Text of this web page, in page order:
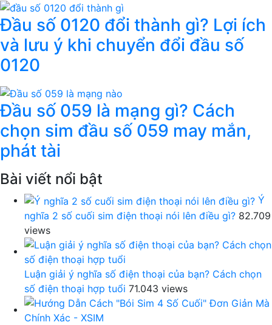
Đầu số 0120 đổi thành gì? Lợi ích
và lưu ý khi chuyển đổi đầu số
0120
Đầu số 059 là mạng gì? Cách
chọn sim đầu số 059 may mắn,
phát tài
Bài viết nổi bật
Ý
nghĩa 2 số cuối sim điện thoại nói lên điều gì? 82.709
views
Luận giải ý nghĩa số điện thoại của bạn? Cách chọn
số điện thoại hợp tuổi 71.043 views